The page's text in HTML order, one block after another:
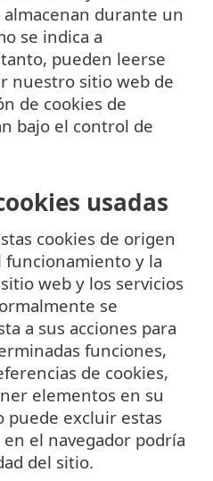
durante un
se indica a
pueden leerse
nuestro sitio web de
de cookies de
bajo el control de
usadas
cookies de origen
funcionamiento y la
web y los servicios
se
a sus acciones para
funciones,
de cookies,
elementos en su
puede excluir estas
el navegador podría
del sitio.